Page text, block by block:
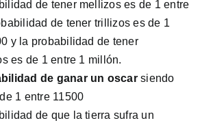
de tener mellizos es de 1 entre
de tener trillizos es de 1
y la probabilidad de tener
es de 1 entre 1 millón.
de ganar un oscarsiendo
1 entre 11500
de que la tierra sufra un